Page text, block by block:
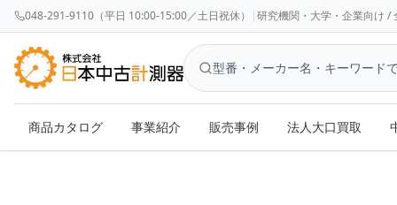
048-291-9110（平日 10:00-15:00／土日祝休） |研究機関・大学・企業向け
商品カタログ 事業紹介 販売事例 法人大口買取